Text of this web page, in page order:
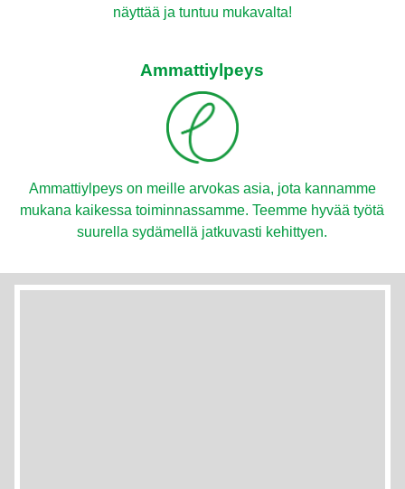
näyttää ja tuntuu mukavalta!
Ammattiylpeys
Ammattiylpeys on meille arvokas asia, jota kannamme
mukana kaikessa toiminnassamme. Teemme hyvää työtä
suurella sydämellä jatkuvasti kehittyen.